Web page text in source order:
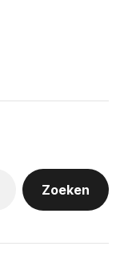
Zoeken